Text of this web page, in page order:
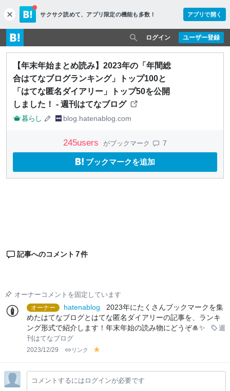
c
l
o
s
e
サクサク読めて、 アプリ限定の機能も多数！ アプリで開く
ユーザー登録
ログイン
【年末年始まとめ読み】2023年の「年間総
合はてなブログランキング」トップ100と
「はてな匿名ダイアリー」トップ50を公開
しました！ - 週刊はてなブログ
暮らし blog.hatenablog.com
245users がブックマーク 7
ブックマークを追加
記事へのコメント 7件
オーナーコメントを固定しています
オーナー
hatenablog
2023年にたくさんブックマークを集
めたはてなブログとはてな匿名ダイアリーの記事を、ランキ
ング形式で紹介します！年末年始の読み物にどうぞ🎍✨
週
刊はてなブログ
2023/12/29 リンク
lo
w
コメントするにはログインが必要です